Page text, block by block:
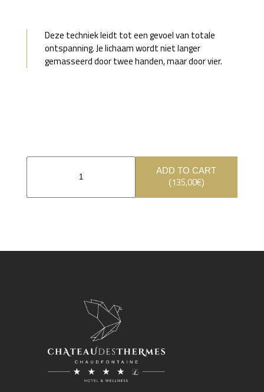
Deze techniek leidt tot een gevoel van totale
ontspanning. Je lichaam wordt niet langer
gemasseerd door twee handen, maar door vier.
ADD TO CART
(135,00€)